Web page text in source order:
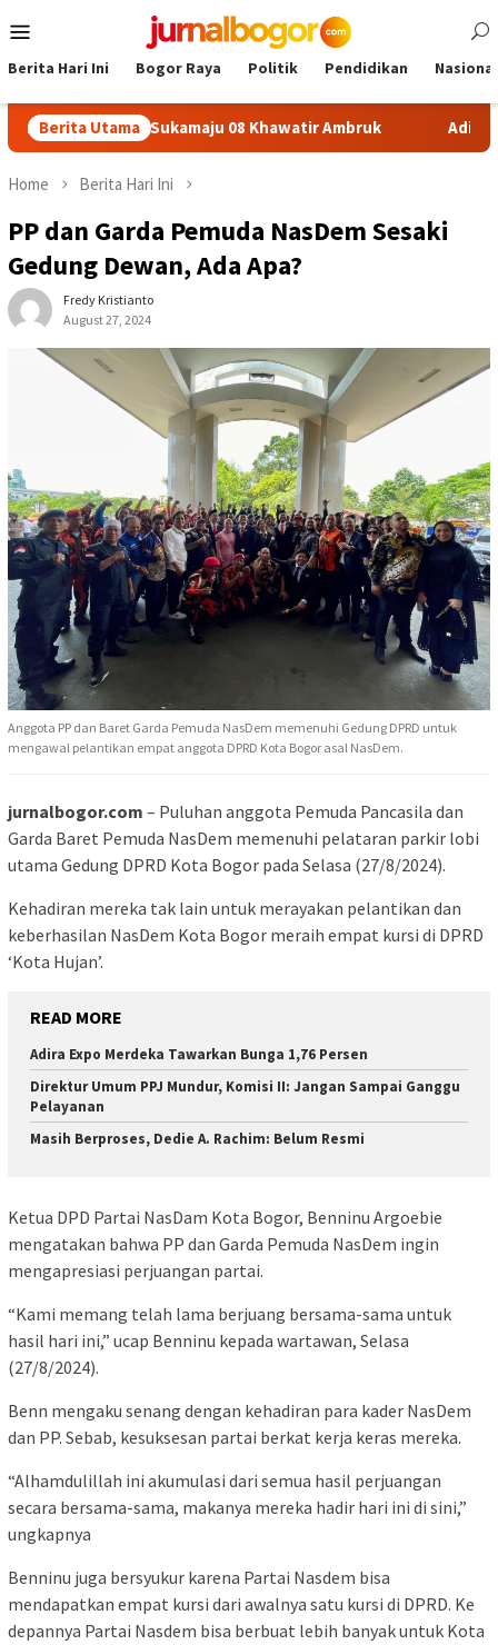
to
Menu
Berita Hari Ini Bogor Raya Politik Pendidikan Nasional
Berita Utama
SDN Sukamaju 08 Khawatir Ambruk Adira Expo
Home Berita Hari Ini
PP dan Garda Pemuda NasDem Sesaki
Gedung Dewan, Ada Apa?
Fredy Kristianto
August 27, 2024
Anggota PP dan Baret Garda Pemuda NasDem memenuhi Gedung DPRD untuk
mengawal pelantikan empat anggota DPRD Kota Bogor asal NasDem.
jurnalbogor.com – Puluhan anggota Pemuda Pancasila dan
Garda Baret Pemuda NasDem memenuhi pelataran parkir lobi
utama Gedung DPRD Kota Bogor pada Selasa (27/8/2024).
Kehadiran mereka tak lain untuk merayakan pelantikan dan
keberhasilan NasDem Kota Bogor meraih empat kursi di DPRD
‘Kota Hujan’.
READ MORE
Adira Expo Merdeka Tawarkan Bunga 1,76 Persen
Direktur Umum PPJ Mundur, Komisi II: Jangan Sampai Ganggu
Pelayanan
Masih Berproses, Dedie A. Rachim: Belum Resmi
Ketua DPD Partai NasDam Kota Bogor, Benninu Argoebie
mengatakan bahwa PP dan Garda Pemuda NasDem ingin
mengapresiasi perjuangan partai.
“Kami memang telah lama berjuang bersama-sama untuk
hasil hari ini,” ucap Benninu kepada wartawan, Selasa
(27/8/2024).
Benn mengaku senang dengan kehadiran para kader NasDem
dan PP. Sebab, kesuksesan partai berkat kerja keras mereka.
“Alhamdulillah ini akumulasi dari semua hasil perjuangan
secara bersama-sama, makanya mereka hadir hari ini di sini,”
ungkapnya
Benninu juga bersyukur karena Partai Nasdem bisa
mendapatkan empat kursi dari awalnya satu kursi di DPRD. Ke
depannya Partai Nasdem bisa berbuat lebih banyak untuk Kota